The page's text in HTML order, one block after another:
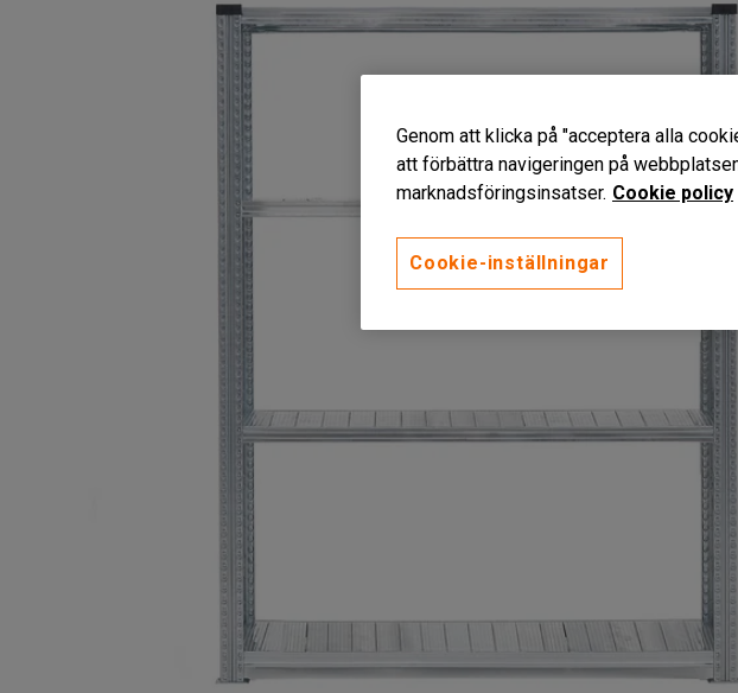
Genom att klicka på "acceptera alla
att förbättra navigeringen på
marknadsföringsinsatser. Cookie policy
Cookie-inställningar